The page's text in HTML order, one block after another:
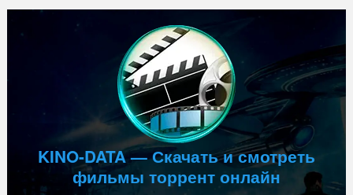
Skip
KINO-DATA — Скачать и смотреть
фильмы торрент онлайн